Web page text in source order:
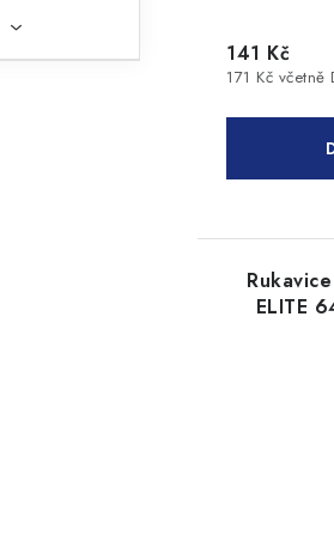
171 Kč včetně
141 Kč
ELITE